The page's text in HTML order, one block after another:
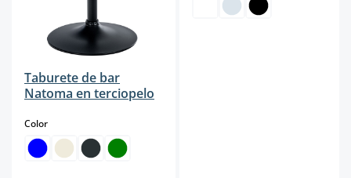
Taburete de bar
Natoma en terciopelo
Colorselect